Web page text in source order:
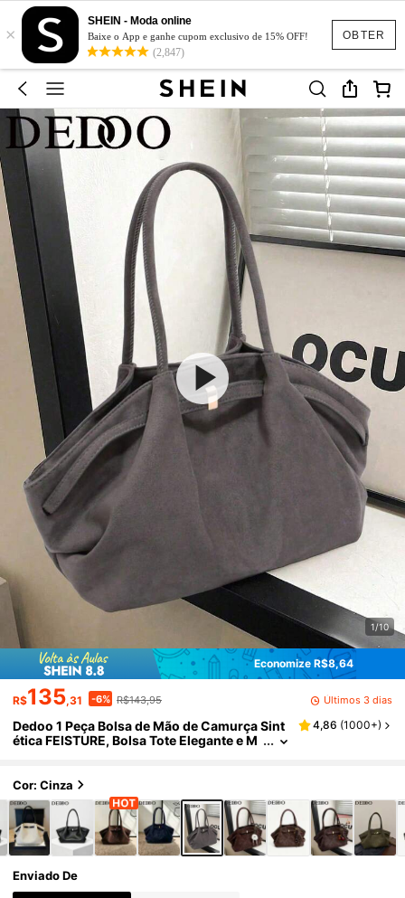
OBTER
×
SHEIN - Moda online
Baixe o App e ganhe cupom exclusivo de 15% OFF!
(2,847)
1/10
Economize R$8,64
R$135,31 -6% R$143,95 Últimos 3 dias
Dedoo 1 Peça Bolsa de Mão de Camurça Sint
ética FEISTURE, Bolsa Tote Elegante e M
ada para Meninas, Mulheres, Estudantes Uni
versitárias, Funcionárias de Escritório
4,86 (1000+)
Cor: Cinza
Enviado De